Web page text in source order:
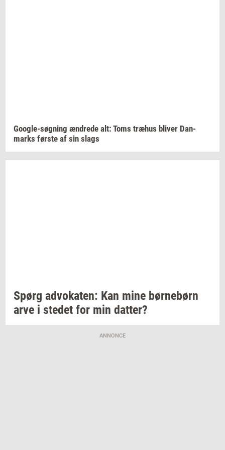
Google-​søgning æn­dre­de alt: Toms træhus bli­ver Dan­
marks før­ste af sin slags
Spørg ad­vo­ka­ten: Kan mine bør­ne­børn
arve i ste­det for min dat­ter?
ANNONCE